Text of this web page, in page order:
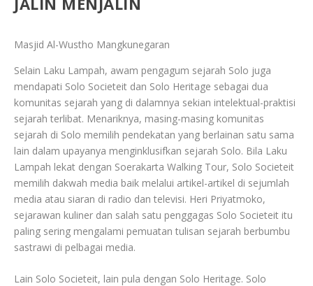
Masjid Al-Wustho Mangkunegaran
Selain Laku Lampah, awam pengagum sejarah Solo juga
mendapati Solo Societeit dan Solo Heritage sebagai dua
komunitas sejarah yang di dalamnya sekian intelektual-praktisi
sejarah terlibat. Menariknya, masing-masing komunitas
sejarah di Solo memilih pendekatan yang berlainan satu sama
lain dalam upayanya menginklusifkan sejarah Solo. Bila Laku
Lampah lekat dengan Soerakarta Walking Tour, Solo Societeit
memilih dakwah media baik melalui artikel-artikel di sejumlah
media atau siaran di radio dan televisi. Heri Priyatmoko,
sejarawan kuliner dan salah satu penggagas Solo Societeit itu
paling sering mengalami pemuatan tulisan sejarah berbumbu
sastrawi di pelbagai media.
Lain Solo Societeit, lain pula dengan Solo Heritage. Solo